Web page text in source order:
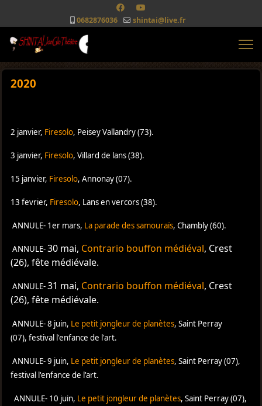
0682876036 shintai@live.fr
2020
2 janvier, Firesolo, Peisey Vallandry (73).
3 janvier, Firesolo, Villard de lans (38).
15 janvier, Firesolo, Annonay (07).
13 fevrier, Firesolo, Lans en vercors (38).
ANNULE- 1er mars, La parade des samouraïs, Chambly (60).
ANNULE-30 mai, Contrario bouffon médiéval, Crest
(26), fête médiévale.
ANNULE-31 mai, Contrario bouffon médiéval, Crest
(26), fête médiévale.
ANNULE-8 juin, Le petit jongleur de planètes, Saint Perray
(07), festival l'enfance de l'art.
ANNULE-9 juin, Le petit jongleur de planètes, Saint Perray (07),
festival l'enfance de l'art.
ANNULE- 10 juin, Le petit jongleur de planètes, Saint Perray (07),